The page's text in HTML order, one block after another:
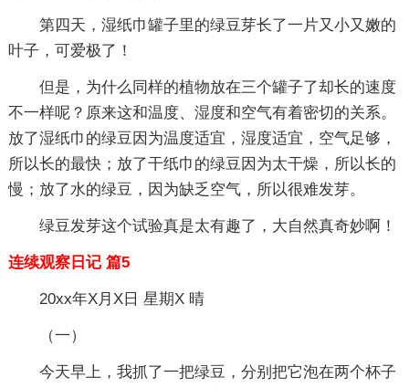
第四天，湿纸巾罐子里的绿豆芽长了一片又小又嫩的
叶子，可爱极了！
但是，为什么同样的植物放在三个罐子了却长的速度
不一样呢？原来这和温度、湿度和空气有着密切的关系。
放了湿纸巾的绿豆因为温度适宜，湿度适宜，空气足够，
所以长的最快；放了干纸巾的绿豆因为太干燥，所以长的
慢；放了水的绿豆，因为缺乏空气，所以很难发芽。
绿豆发芽这个试验真是太有趣了，大自然真奇妙啊！
连续观察日记 篇5
20xx年X月X日 星期X 晴
（一）
今天早上，我抓了一把绿豆，分别把它泡在两个杯子